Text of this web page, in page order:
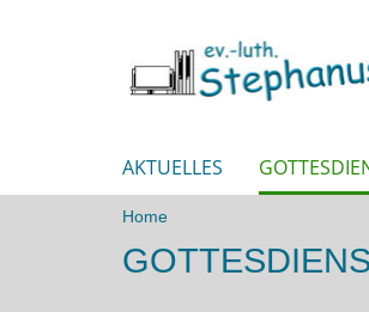
AKTUELLES
Home